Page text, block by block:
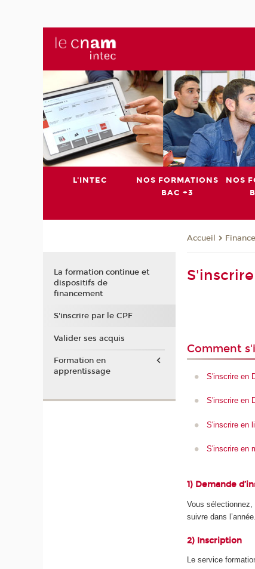
L'INTEC
NOS FORMATIONS
BAC +3
NOS
Accueil
Comment
S'inscrire en
S'inscrire en
S'inscrire en
S'inscrire en
1) Demande
Vous
suivre dans l’année.
2) Inscription
Le service
La formation continue et
dispositifs de
financement
S'inscrire par le CPF
Valider ses acquis
Formation en
apprentissage